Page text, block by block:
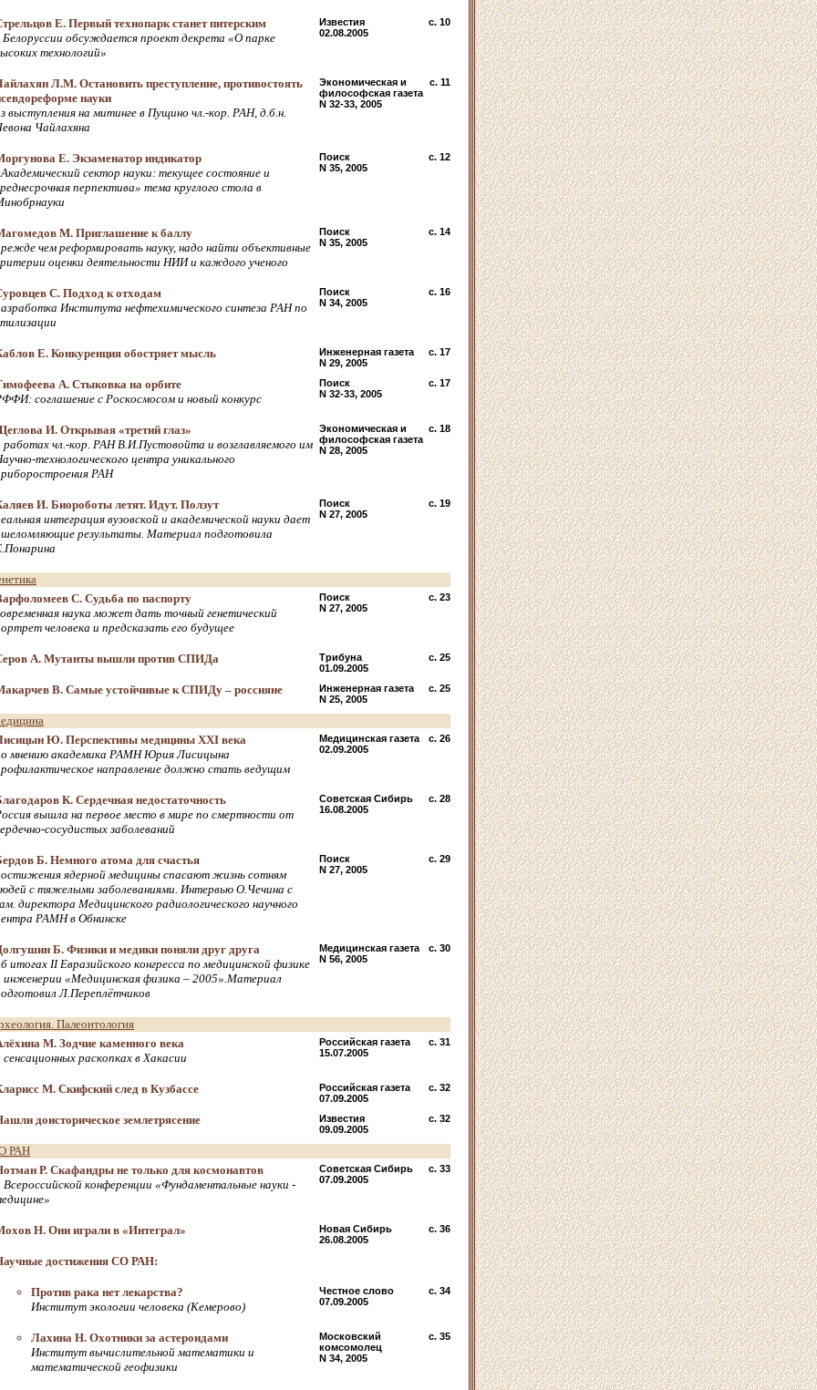
Е. Первый технопарк станет питерским
Белоруссии обсуждается проект декрета «О парке
технологий»
Известия
02.08.2005
c. 10
Л.М. Остановить преступление, противостоять
науки
выступления на митинге в Пущино чл.-кор. РАН, д.б.н.
Чайлахяна
Экономическая и
философская газета
N 32-33, 2005
c. 11
Е. Экзаменатор индикатор
сектор науки: текущее состояние и
перпектива» тема круглого стола в
Поиск
N 35, 2005
c. 12
М. Приглашение к баллу
чем реформировать науку, надо найти объективные
оценки деятельности НИИ и каждого ученого
Поиск
N 35, 2005
c. 14
С. Подход к отходам
Института нефтехимического синтеза РАН по
Поиск
N 34, 2005
c. 16
Е. Конкуренция обостряет мысль
Инженерная газета
N 29, 2005
c. 17
А. Стыковка на орбите
соглашение с Роскосмосом и новый конкурс
Поиск
N 32-33, 2005
c. 17
И. Открывая «третий глаз»
работах чл.-кор. РАН В.И.Пустовойта и возглавляемого им
технологического центра уникального
РАН
Экономическая и
философская газета
N 28, 2005
c. 18
И. Биороботы летят. Идут. Ползут
интеграция вузовской и академической науки дает
результаты. Материал подготовила
Поиск
N 27, 2005
c. 19
С. Судьба по паспорту
наука может дать точный генетический
человека и предсказать его будущее
Поиск
N 27, 2005
c. 23
А. Мутанты вышли против СПИДа
Трибуна
01.09.2005
c. 25
В. Самые устойчивые к СПИДу – россияне
Инженерная газета
N 25, 2005
c. 25
Ю. Перспективы медицины XXI века
мнению академика РАМН Юрия Лисицына
направление должно стать ведущим
Медицинская газета
02.09.2005
c. 26
К. Сердечная недостаточность
вышла на первое место в мире по смертности от
сосудистых заболеваний
Советская Сибирь
16.08.2005
c. 28
Б. Немного атома для счастья
ядерной медицины спасают жизнь сотням
с тяжелыми заболеваниями. Интервью О.Чечина c
директора Медицинского радиологического научного
РАМН в Обнинске
Поиск
N 27, 2005
c. 29
Б. Физики и медики поняли друг друга
итогах II Евразийского конгресса по медицинской физике
инженерии «Медицинская физика – 2005».Материал
Л.Переплётчиков
Медицинская газета
N 56, 2005
c. 30
Палеонтология
М. Зодчие каменного века
сенсационных раскопках в Хакасии
Российская газета
15.07.2005
c. 31
М. Скифский след в Кузбассе
Российская газета
07.09.2005
c. 32
доисторическое землетрясение
Известия
09.09.2005
c. 32
РАН
Р. Скафандры не только для космонавтов
Всероссийской конференции «Фундаментальные науки -
Советская Сибирь
07.09.2005
c. 33
Н. Они играли в «Интеграл»
Новая Сибирь
26.08.2005
c. 36
достижения СО РАН:
Против рака нет лекарства?
Институт экологии человека (Кемерово)
Честное слово
07.09.2005
c. 34
Лахина Н. Охотники за астероидами
Институт вычислительной математики и
математической геофизики
Московский
комсомолец
N 34, 2005
c. 35